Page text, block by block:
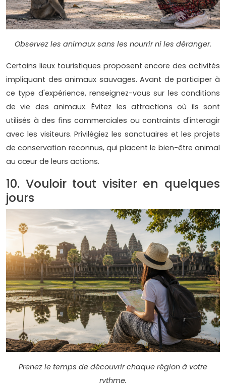
Observez les animaux sans les nourrir ni les déranger.
Certains lieux touristiques proposent encore des activités
impliquant des animaux sauvages. Avant de participer à
ce type d'expérience, renseignez-vous sur les conditions
de vie des animaux. Évitez les attractions où ils sont
utilisés à des fins commerciales ou contraints d'interagir
avec les visiteurs. Privilégiez les sanctuaires et les projets
de conservation reconnus, qui placent le bien-être animal
au cœur de leurs actions.
10. Vouloir tout visiter en quelques
jours
Prenez le temps de découvrir chaque région à votre
rythme.